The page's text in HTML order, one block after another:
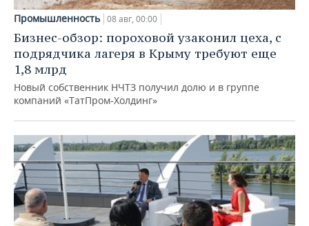
Промышленность 08 авг, 00:00
Бизнес-обзор: пороховой узаконил цеха, с
подрядчика лагеря в Крыму требуют еще
1,8 млрд
Новый собственник НЧТЗ получил долю и в группе
компаний «ТатПром-Холдинг»